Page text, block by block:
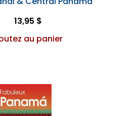
13,95 $
au panier